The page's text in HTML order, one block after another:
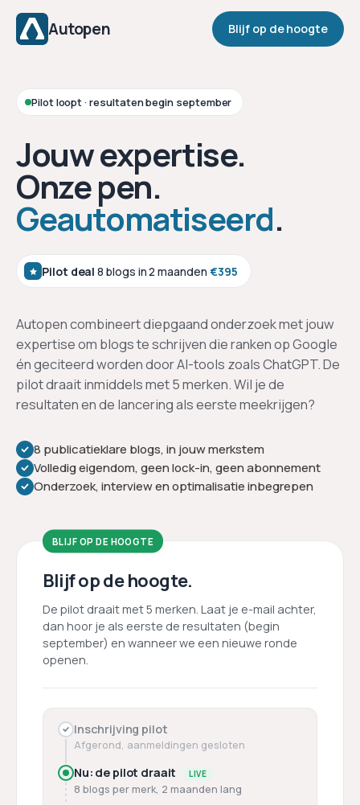
Autopen Blijf op de hoogte
Pilot loopt · resultaten begin september
Jouw expertise.
Onze pen.
Geautomatiseerd.
Pilot deal·8 blogs in 2 maanden·€395
Autopen combineert diepgaand onderzoek met jouw
expertise om blogs te schrijven die ranken op Google
én geciteerd worden door AI-tools zoals ChatGPT. De
pilot draait inmiddels met 5 merken. Wil je de
resultaten en de lancering als eerste meekrijgen?
8 publicatieklare blogs, in jouw merkstem
Volledig eigendom, geen lock-in, geen abonnement
Onderzoek, interview en optimalisatie inbegrepen
BLIJF OP DE HOOGTE
Blijf op de hoogte.
De pilot draait met 5 merken. Laat je e-mail achter,
dan hoor je als eerste de resultaten (begin
september) en wanneer we een nieuwe ronde
openen.
Inschrijving pilot
Afgerond, aanmeldingen gesloten
Nu: de pilot draait LIVE
8 blogs per merk, 2 maanden lang